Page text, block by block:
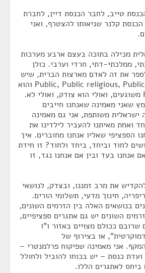
טייב, לחבר הכנסת דיין, לחברת
קלנר שניאותו להצטרף, ואני
מכילה בתוכה בעצם ארבע מערכות
ממלכתי-דתי, חרדי וערבי. כולן
את זה לאדם מארצות הברית, שיש
לנו Public, Public religious, Public ultra-religious והוא
יחשוב שאנחנו Public משוגעים, ואולי הוא צודק, ואולי לא.
שאני מאמינה שאנחנו חייבים
ישראלית משותפת, אני גם מאמינה
ואחת מאיתנו להעביר לילדינו את
הספציפי שאליו אנחנו מחוברים. איך
לחוד וביחד, ביחד ולחוד? זו חידת
אנחנו בעד ובין אם אנחנו נגד, זו
את מרב זמננו, ובצדק, לנושאי
חינוך מדעי, תשלומי הורים.
בנושאים האלה בין הזרמים השונים,
השונים יש גם אתגרים ספציפיים,
שרובם ככולם מצויים באזור ו"ו
או בצירוף של
אני מאמינה שפיקוח פרלמנטרי –
כנסת – יש בכוחו להוביל ולחולל
ביחס לאתגרים הללו.